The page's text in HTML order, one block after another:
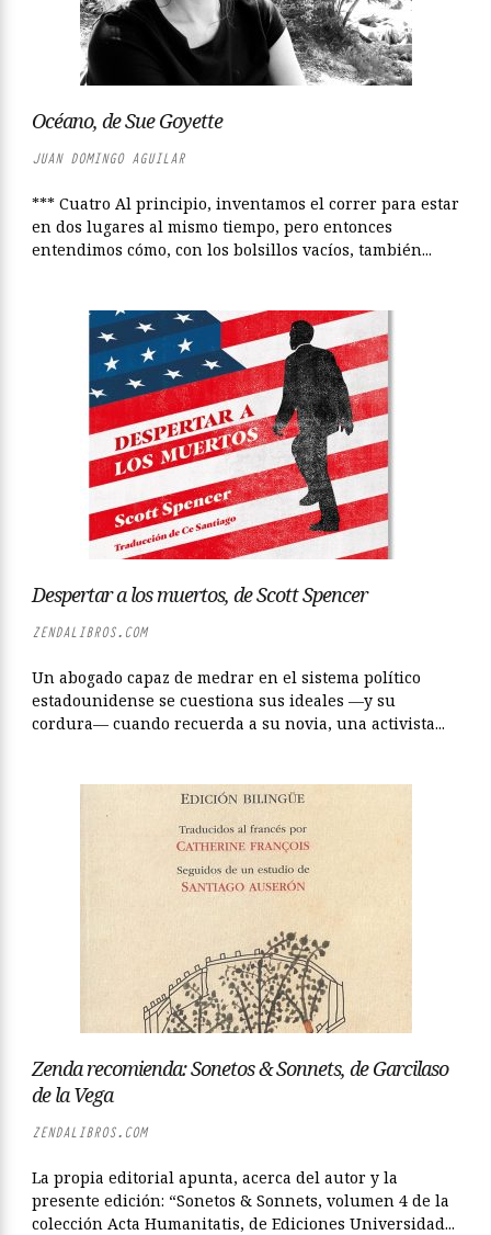
Océano, de Sue Goyette
JUAN DOMINGO AGUILAR
*** Cuatro Al principio, inventamos el correr para estar
en dos lugares al mismo tiempo, pero entonces
entendimos cómo, con los bolsillos vacíos, también...
Despertar a los muertos, de Scott Spencer
ZENDALIBROS.COM
Un abogado capaz de medrar en el sistema político
estadounidense se cuestiona sus ideales —y su
cordura— cuando recuerda a su novia, una activista...
Zenda recomienda: Sonetos & Sonnets, de Garcilaso
de la Vega
ZENDALIBROS.COM
La propia editorial apunta, acerca del autor y la
presente edición: “Sonetos & Sonnets, volumen 4 de la
colección Acta Humanitatis, de Ediciones Universidad...